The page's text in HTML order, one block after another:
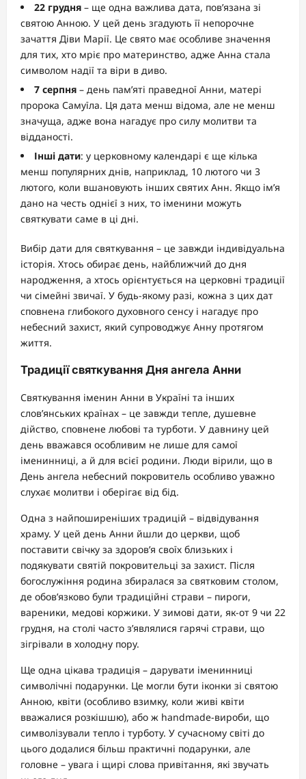
22 грудня – ще одна важлива дата, пов’язана зі
святою Анною. У цей день згадують її непорочне
зачаття Діви Марії. Це свято має особливе значення
для тих, хто мріє про материнство, адже Анна стала
символом надії та віри в диво.
7 серпня – день пам’яті праведної Анни, матері
пророка Самуїла. Ця дата менш відома, але не менш
значуща, адже вона нагадує про силу молитви та
відданості.
Інші дати: у церковному календарі є ще кілька
менш популярних днів, наприклад, 10 лютого чи 3
лютого, коли вшановують інших святих Анн. Якщо ім’я
дано на честь однієї з них, то іменини можуть
святкувати саме в ці дні.
Вибір дати для святкування – це завжди індивідуальна
історія. Хтось обирає день, найближчий до дня
народження, а хтось орієнтується на церковні традиції
чи сімейні звичаї. У будь-якому разі, кожна з цих дат
сповнена глибокого духовного сенсу і нагадує про
небесний захист, який супроводжує Анну протягом
життя.
Традиції святкування Дня ангела Анни
Святкування іменин Анни в Україні та інших
слов’янських країнах – це завжди тепле, душевне
дійство, сповнене любові та турботи. У давнину цей
день вважався особливим не лише для самої
іменинниці, а й для всієї родини. Люди вірили, що в
День ангела небесний покровитель особливо уважно
слухає молитви і оберігає від бід.
Одна з найпоширеніших традицій – відвідування
храму. У цей день Анни йшли до церкви, щоб
поставити свічку за здоров’я своїх близьких і
подякувати святій покровительці за захист. Після
богослужіння родина збиралася за святковим столом,
де обов’язково були традиційні страви – пироги,
вареники, медові коржики. У зимові дати, як-от 9 чи 22
грудня, на столі часто з’являлися гарячі страви, що
зігрівали в холодну пору.
Ще одна цікава традиція – дарувати іменинниці
символічні подарунки. Це могли бути іконки зі святою
Анною, квіти (особливо взимку, коли живі квіти
вважалися розкішшю), або ж handmade-вироби, що
символізували тепло і турботу. У сучасному світі до
цього додалися більш практичні подарунки, але
головне – увага і щирі слова привітання, які звучать